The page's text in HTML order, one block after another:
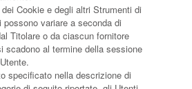
Cookie e degli altri Strumenti di
variare a seconda di
Titolare o da ciascun fornitore
scadono al termine della sessione
specificato nella descrizione di